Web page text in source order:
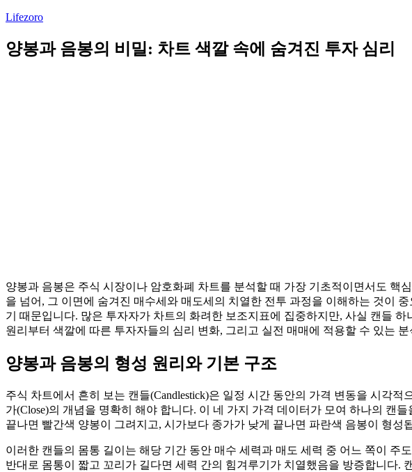
Lifezoro
양봉과 음봉의 비밀: 차트 색깔 속에 숨겨진 투자 심리
양봉과 음봉은 주식 시장이나 암호화폐 차트를 분석할 때 가장 기초적이면서도
을 넘어, 그 이면에 숨겨진 매수세와 매도세의 치열한 전투 과정을 이해하는 것이
기 때문입니다. 많은 투자자가 차트의 화려한 보조지표에 집중하지만, 사실 캔들
원리부터 색깔에 따른 투자자들의 심리 변화, 그리고 실전 매매에 적용할 수 있는
양봉과 음봉의 형성 원리와 기본 구조
주식 차트에서 흔히 보는 캔들(Candlestick)은 일정 시간 동안의 가격 변동을 시각적
가(Close)의 개념을 명확히 해야 합니다. 이 네 가지 가격 데이터가 모여 하나의 캔
끝나면 빨간색 양봉이 그려지고, 시가보다 종가가 낮게 끝나면 파란색 음봉이 형성
이러한 캔들의 몸통 길이는 해당 기간 동안 매수 세력과 매도 세력 중 어느 쪽이
반대로 몸통이 짧고 꼬리가 길다면 세력 간의 힘겨루기가 치열했음을 방증합니다